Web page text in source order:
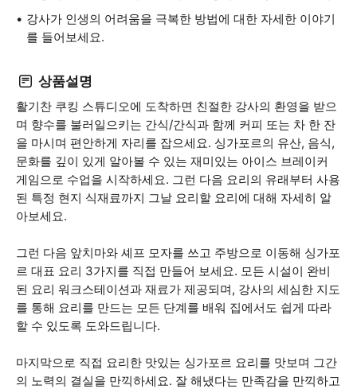
강사가 인생의 어려움을 극복한 방법에 대한 자세한 이야기
를 들어보세요.
상품설명
활기찬 쿠킹 스튜디오에 도착하면 친절한 강사의 환영을 받으
며 향수를 불러일으키는 간식/간식과 함께 커피 또는 차 한 잔
을 마시며 편안하게 자리를 잡으세요. 싱가포르의 유산, 음식,
문화를 깊이 있게 알아볼 수 있는 재미있는 아이스 브레이커
게임으로 수업을 시작하세요. 그런 다음 요리의 유래부터 사용
된 특정 현지 식재료까지 그날 요리할 요리에 대해 자세히 알
아보세요.
그런 다음 앞치마와 셰프 모자를 쓰고 주방으로 이동해 싱가포
르 대표 요리 3가지를 직접 만들어 보세요. 모든 시설이 완비
된 요리 워크스테이션과 재료가 제공되며, 강사의 세심한 지도
를 통해 요리를 만드는 모든 단계를 배워 집에서도 쉽게 따라
할 수 있도록 도와드립니다.
마지막으로 직접 요리한 맛있는 싱가포르 요리를 맛보며 그간
의 노력의 결실을 만끽하세요. 잘 해냈다는 만족감을 만끽하고